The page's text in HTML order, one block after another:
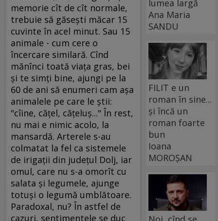
memorie cît de cît normale,
trebuie să găseşti măcar 15
cuvinte în acel minut. Sau 15
animale - cum cere o
încercare similară. Cînd
mănînci toată viaţa gras, bei
şi te simţi bine, ajungi pe la
60 de ani să enumeri cam aşa
animalele pe care le ştii:
"cîine, căţel, căţeluş..." În rest,
nu mai e nimic acolo, la
mansardă. Arterele s-au
colmatat la fel ca sistemele
de irigaţii din judeţul Dolj, iar
omul, care nu s-a omorît cu
salata şi legumele, ajunge
totuşi o legumă umblătoare.
Paradoxal, nu? În astfel de
cazuri, sentimentele se duc
lumea largă
Ana Maria
SANDU
FILIT e un
roman în sine...
și încă un
roman foarte
bun
Ioana
MOROȘAN